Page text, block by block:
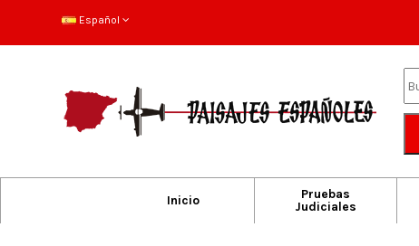
Español
Inicio
Pruebas
Judiciales